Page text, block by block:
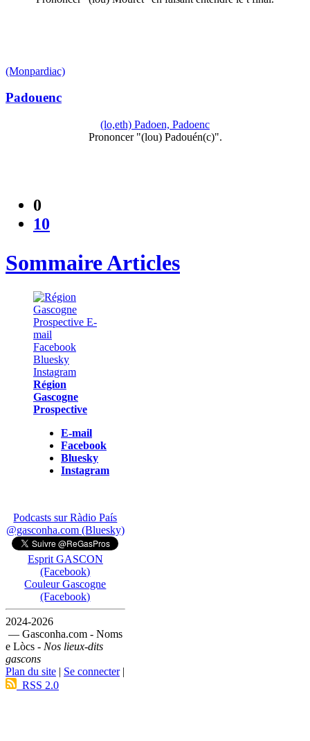
(Monpardiac)
Padouenc
(lo,eth) Padoen, Padoenc
Prononcer "(lou) Padouén(c)".
0
10
Sommaire Articles
Région
Gascogne
Prospective
E-mail
Facebook
Bluesky
Instagram
Podcasts sur Ràdio País
@gasconha.com (Bluesky)
Esprit GASCON
(Facebook)
Couleur Gascogne
(Facebook)
2024-2026
— Gasconha.com - Noms
e Lòcs - Nos lieux-dits
gascons
Plan du site | Se connecter|
RSS 2.0